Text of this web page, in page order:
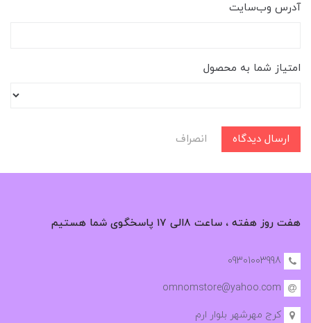
آدرس وب‌سایت
امتیاز شما به محصول
ارسال دیدگاه انصراف
هفت روز هفته ، ساعت ۸الی ۱۷ پاسخگوی شما هستیم
09301003998
omnomstore@yahoo.com
کرج مهرشهر بلوار ارم